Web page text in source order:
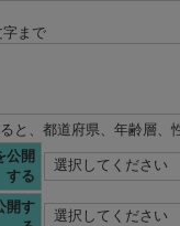
字まで
と、都道府県、年齢層、
公開
する
開す